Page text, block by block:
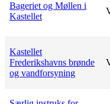
Bageriet og Møllen i
Kastellet
Kastellet
Frederikshavns brønde
og vandforsyning